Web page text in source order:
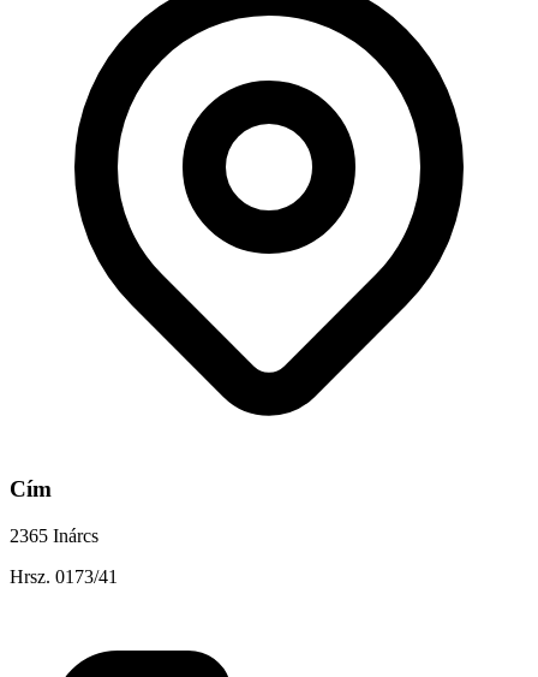
Cím
2365 Inárcs
Hrsz. 0173/41